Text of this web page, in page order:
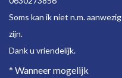
Soms kan ik niet n.m. aanwezig
zijn.
Dank u vriendelijk.
* Wanneer mogelijk